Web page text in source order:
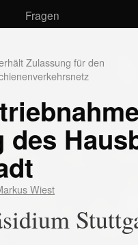
Fragen
Zulassung für den
des
Wiest